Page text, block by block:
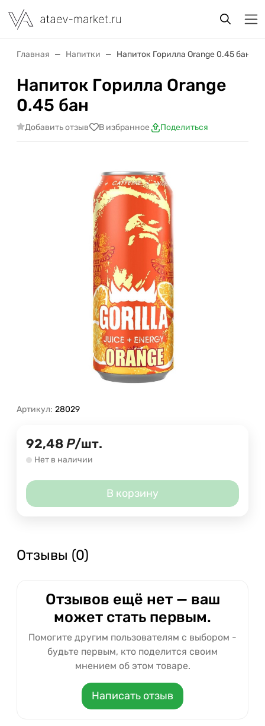
Главная Напитки Напиток Горилла Orange 0.45 бан
Напиток Горилла Orange
0.45 бан
Добавить отзыв В избранное Поделиться
Артикул: 28029
92,48 Р/шт.
Нет в наличии
В корзину
Отзывы (0)
Отзывов ещё нет — ваш
может стать первым.
Помогите другим пользователям с выбором -
будьте первым, кто поделится своим
мнением об этом товаре.
Написать отзыв